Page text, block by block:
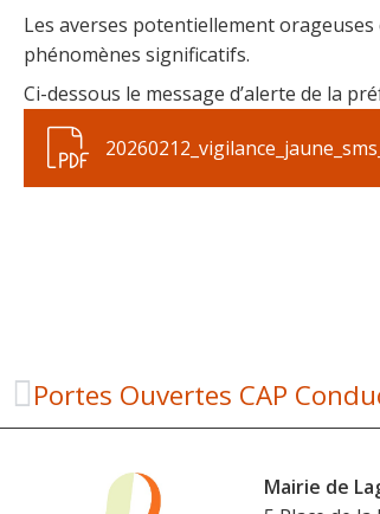
Les averses potentiellement
phénomènes significatifs.
Ci-dessous le message d’alerte de la
Mairie de